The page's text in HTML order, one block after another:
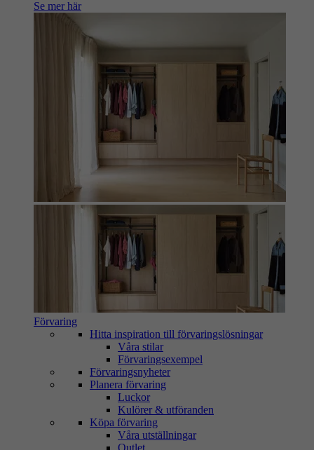
Se mer här
Förvaring
Hitta inspiration till förvaringslösningar
Våra stilar
Förvaringsexempel
Förvaringsnyheter
Planera förvaring
Luckor
Kulörer & utföranden
Köpa förvaring
Våra utställningar
Outlet